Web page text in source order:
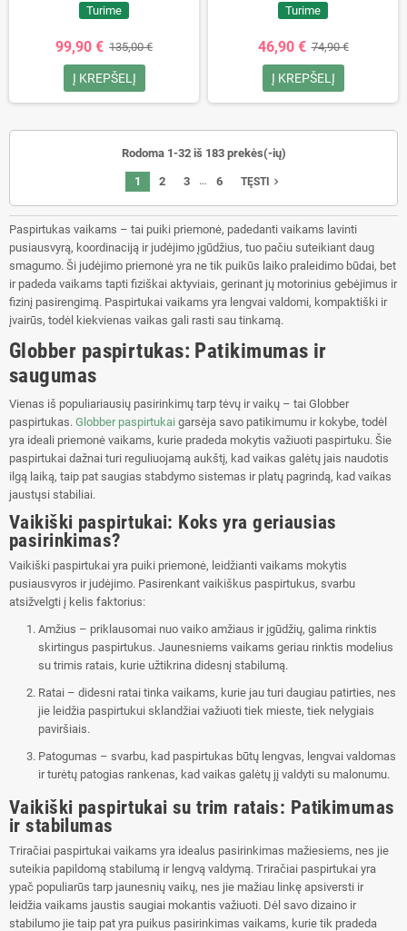
Turime
99,90 € 135,00 €
Į KREPŠELĮ
Turime
46,90 € 74,90 €
Į KREPŠELĮ
Rodoma 1-32 iš 183 prekės(-ių)
1 2 3 … 6 TĘSTI navigate_next
Paspirtukas vaikams – tai puiki priemonė, padedanti vaikams lavinti
pusiausvyrą, koordinaciją ir judėjimo įgūdžius, tuo pačiu suteikiant daug
smagumo. Ši judėjimo priemonė yra ne tik puikūs laiko praleidimo būdai, bet
ir padeda vaikams tapti fiziškai aktyviais, gerinant jų motorinius gebėjimus ir
fizinį pasirengimą. Paspirtukai vaikams yra lengvai valdomi, kompaktiški ir
įvairūs, todėl kiekvienas vaikas gali rasti sau tinkamą.
Globber paspirtukas: Patikimumas ir
saugumas
Vienas iš populiariausių pasirinkimų tarp tėvų ir vaikų – tai Globber
paspirtukas. Globber paspirtukai garsėja savo patikimumu ir kokybe, todėl
yra ideali priemonė vaikams, kurie pradeda mokytis važiuoti paspirtuku. Šie
paspirtukai dažnai turi reguliuojamą aukštį, kad vaikas galėtų jais naudotis
ilgą laiką, taip pat saugias stabdymo sistemas ir platų pagrindą, kad vaikas
jaustųsi stabiliai.
Vaikiški paspirtukai: Koks yra geriausias
pasirinkimas?
Vaikiški paspirtukai yra puiki priemonė, leidžianti vaikams mokytis
pusiausvyros ir judėjimo. Pasirenkant vaikiškus paspirtukus, svarbu
atsižvelgti į kelis faktorius:
Amžius – priklausomai nuo vaiko amžiaus ir įgūdžių, galima rinktis
skirtingus paspirtukus. Jaunesniems vaikams geriau rinktis modelius
su trimis ratais, kurie užtikrina didesnį stabilumą.
Ratai – didesni ratai tinka vaikams, kurie jau turi daugiau patirties, nes
jie leidžia paspirtukui sklandžiai važiuoti tiek mieste, tiek nelygiais
paviršiais.
Patogumas – svarbu, kad paspirtukas būtų lengvas, lengvai valdomas
ir turėtų patogias rankenas, kad vaikas galėtų jį valdyti su malonumu.
Vaikiški paspirtukai su trim ratais: Patikimumas
ir stabilumas
Triračiai paspirtukai vaikams yra idealus pasirinkimas mažiesiems, nes jie
suteikia papildomą stabilumą ir lengvą valdymą. Triračiai paspirtukai yra
ypač populiarūs tarp jaunesnių vaikų, nes jie mažiau linkę apsiversti ir
leidžia vaikams jaustis saugiai mokantis važiuoti. Dėl savo dizaino ir
stabilumo jie taip pat yra puikus pasirinkimas vaikams, kurie tik pradeda